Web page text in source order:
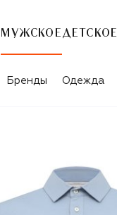
МУЖСКОЕ ДЕТСКОЕ
Бренды Одежда